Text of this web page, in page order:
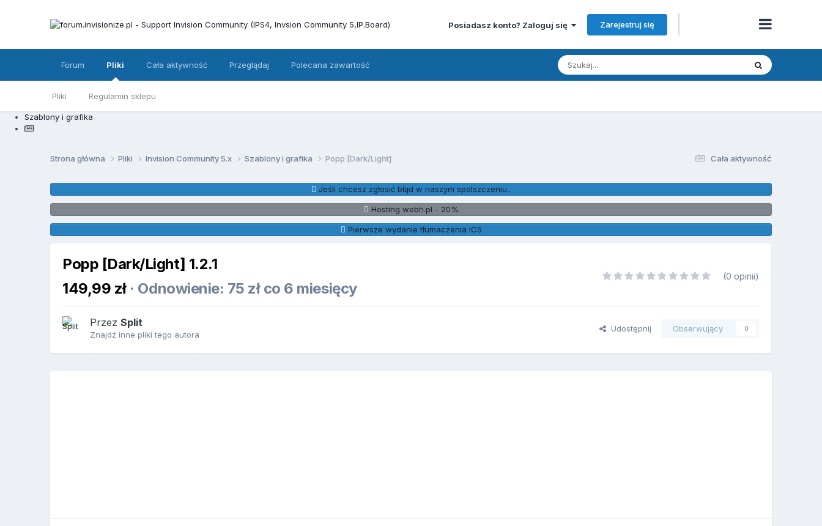
Posiadasz konto? Zaloguj się Zarejestruj się
Forum Pliki
Pliki Regulamin sklepu
Cała aktywność Przeglądaj Polecana zawartość
Szablony i grafika
Cała aktywność
Strona główna Pliki Invision Community 5.x Szablony i grafika Popp [Dark/Light]
Jeśli chcesz zgłosić błąd w naszym spolszczeniu..
Hosting webh.pl - 20%
Pierwsze wydanie tłumaczenia IC5
Popp [Dark/Light] 1.2.1
149,99 zł · Odnowienie: 75 zł co 6 miesięcy
(0 opinii)
PrzezSplit
Znajdź inne pliki tego autora
Udostępnij Obserwujący 0